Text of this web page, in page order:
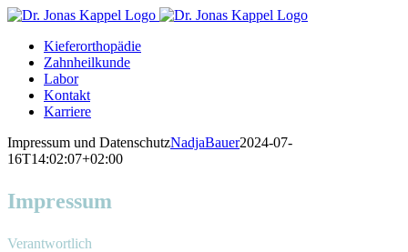
Skip
contentKieferorthopädie
Zahnheilkunde
Labor
Kontakt
Karriere
Impressum und DatenschutzNadjaBauer2024-07-
16T14:02:07+02:00
Impressum
Verantwortlich